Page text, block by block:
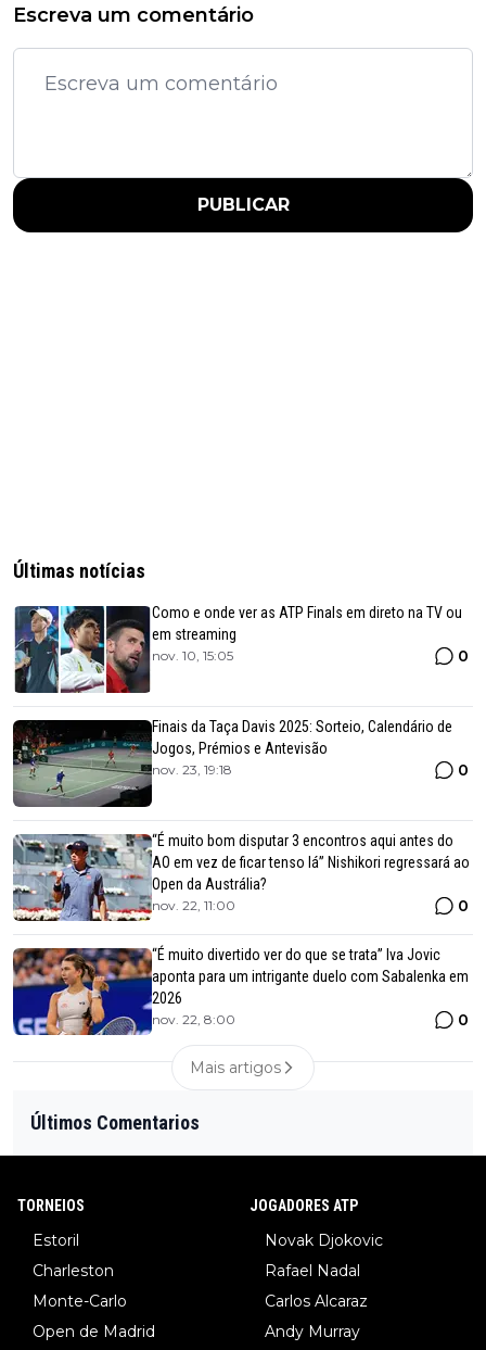
Escreva um comentário
PUBLICAR
Últimas notícias
Como e onde ver as ATP Finals em direto na TV ou
em streaming
nov. 10, 15:05 0
Finais da Taça Davis 2025: Sorteio, Calendário de
Jogos, Prémios e Antevisão
nov. 23, 19:18 0
“É muito bom disputar 3 encontros aqui antes do
AO em vez de ficar tenso lá” Nishikori regressará ao
Open da Austrália?
nov. 22, 11:00 0
“É muito divertido ver do que se trata” Iva Jovic
aponta para um intrigante duelo com Sabalenka em
2026
nov. 22, 8:00 0
Mais artigos
Últimos Comentarios
TORNEIOS
Estoril
Charleston
Monte-Carlo
Open de Madrid
JOGADORES ATP
Novak Djokovic
Rafael Nadal
Carlos Alcaraz
Andy Murray